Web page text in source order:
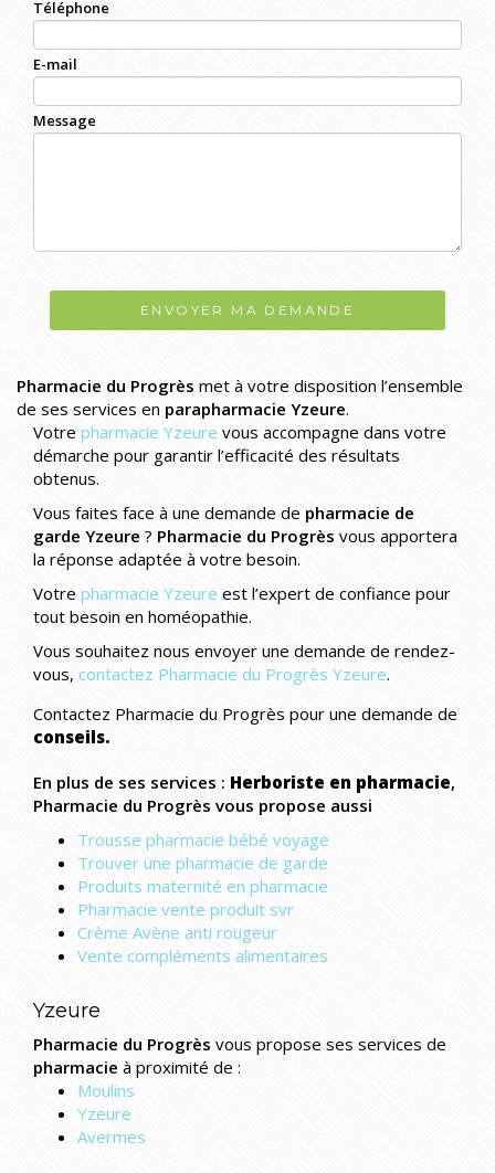
Téléphone
E-mail
Message
ENVOYER MA DEMANDE
Pharmacie du Progrès met à votre disposition l’ensemble
de ses services en parapharmacie Yzeure.
Votre pharmacie Yzeure vous accompagne dans votre
démarche pour garantir l’efficacité des résultats
obtenus.
Vous faites face à une demande de pharmacie de
garde Yzeure ? Pharmacie du Progrès vous apportera
la réponse adaptée à votre besoin.
Votre pharmacie Yzeure est l’expert de confiance pour
tout besoin en homéopathie.
Vous souhaitez nous envoyer une demande de rendez-
vous, contactez Pharmacie du Progrès Yzeure.
Contactez Pharmacie du Progrès pour une demande de
conseils.
En plus de ses services : Herboriste en pharmacie,
Pharmacie du Progrès vous propose aussi
Trousse pharmacie bébé voyage
Trouver une pharmacie de garde
Produits maternité en pharmacie
Pharmacie vente produit svr
Crème Avène anti rougeur
Vente compléments alimentaires
Yzeure
Pharmacie du Progrès vous propose ses services de
pharmacie à proximité de :
Moulins
Yzeure
Avermes